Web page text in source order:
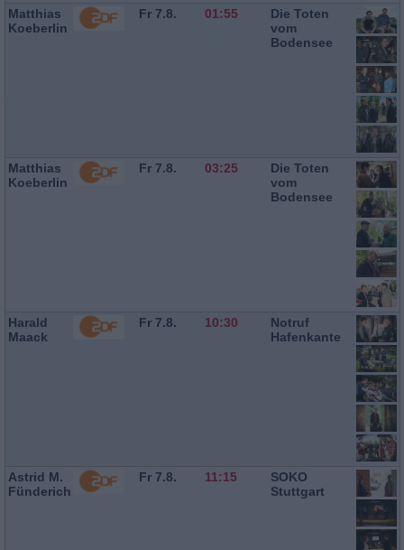
Matthias
Koeberlin
Fr 7.8. 01:55
Die Toten
vom
Bodensee
Matthias
Koeberlin
Fr 7.8. 03:25
Die Toten
vom
Bodensee
Harald
Maack
Fr 7.8. 10:30
Notruf
Hafenkante
Astrid M.
Fünderich
Fr 7.8. 11:15
SOKO
Stuttgart